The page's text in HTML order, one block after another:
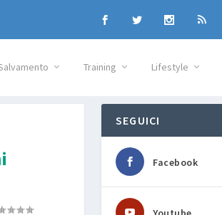
Training Lifestyle
SEGUICI
Facebook